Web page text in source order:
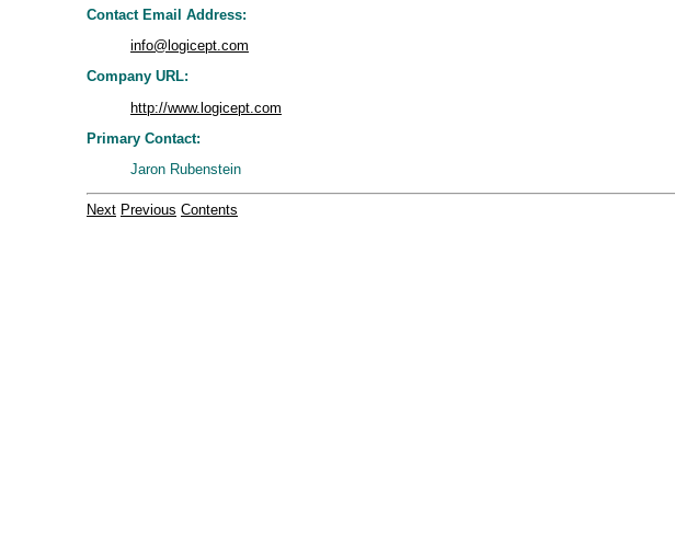
Contact Email Address:
info@logicept.com
Company URL:
http://www.logicept.com
Primary Contact:
Jaron Rubenstein
Next Previous Contents